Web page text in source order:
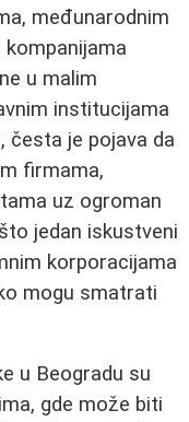
međunarodnim
u malim
institucijama
česta je pojava da
firmama,
uz ogroman
jedan iskustveni
korporacijama
mogu smatrati
u Beogradu su
gde može biti